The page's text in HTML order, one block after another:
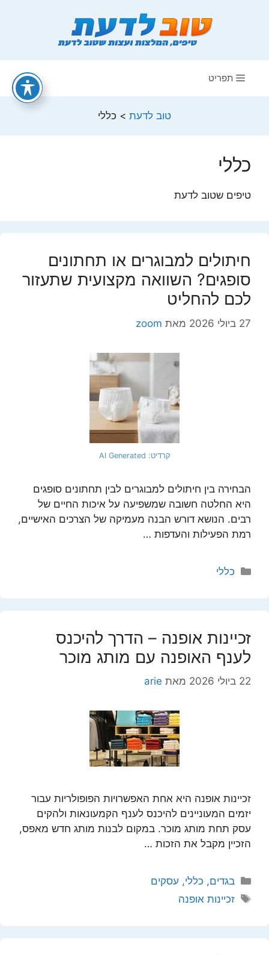
תפריט
טוב לדעת > כללי
כללי
טיפים שטוב לדעת
חיתולים למבוגרים או תחתונים
סופגים? השוואה מקצועית שתעזור
לכם להחליט
27 ביולי 2026 מאת zoom
קרדיט: AI Generated
הבחירה בין חיתולים למבוגרים לבין תחתונים סופגים
היא החלטה חשובה שמשפיעה על איכות החיים של
רבים. הנושא דורש הבנה מעמיקה של הצרכים האישיים,
רמת הפעילות והעדפות …
קטגוריות
כללי
זכיינות אופנה – הדרך להיכנס
לענף האופנה עם מותג מוכר
22 ביולי 2026 מאת arie
זכיינות אופנה היא אחת האפשרויות הפופולריות עבור
יזמים המעוניינים להיכנס לענף הקמעונאות ולהקים
עסק תחת מותג מוכר. במקום לבנות מותג חדש מאפס,
הזכיין מקבל את הזכות …
קטגוריות
בגדים, כללי, עסקים
תגיות
זכיינות אופנה